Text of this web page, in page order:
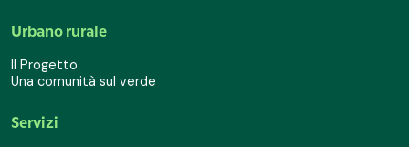
Urbano rurale
Il Progetto
Una comunità sul verde
Servizi